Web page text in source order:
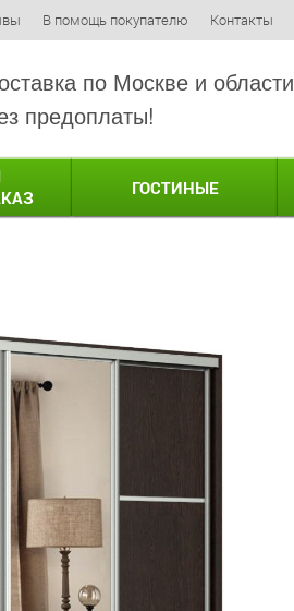
В помощь покупателю Контакты
по Москве и области
предоплаты!
ГОСТИНЫЕ